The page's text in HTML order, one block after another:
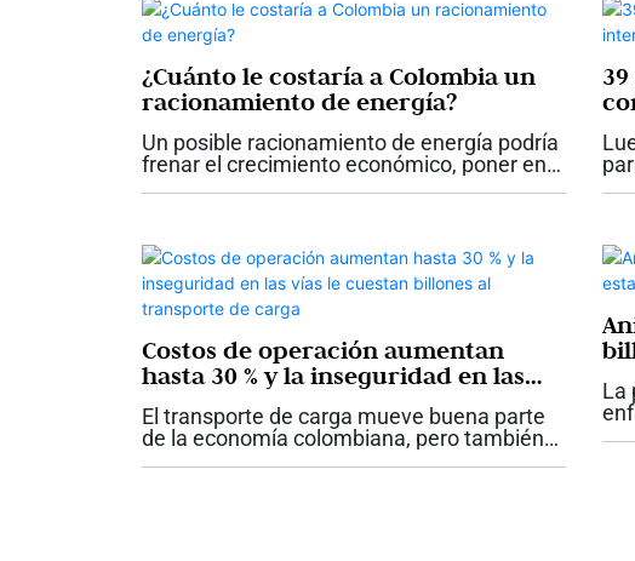
¿Cuánto le costaría a Colombia un
racionamiento de energía?
Un posible racionamiento de energía podría
frenar el crecimiento económico, poner en
Costos de operación aumentan
hasta 30 % y la inseguridad en las
vías le cuestan billones al
transporte de carga
El transporte de carga mueve buena parte
de la economía colombiana, pero también
La